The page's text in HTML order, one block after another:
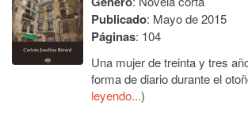
Publicado: Mayo de 2015
Páginas: 104
Una mujer de treinta y tres
forma de diario durante el
leyendo...)